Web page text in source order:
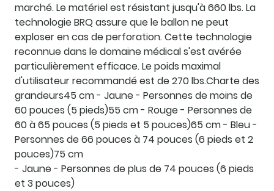
marché. Le matériel est résistant jusqu'à 660 lbs. La
technologie BRQ assure que le ballon ne peut
exploser en cas de perforation. Cette technologie
reconnue dans le domaine médical s'est avérée
particulièrement efficace. Le poids maximal
d'utilisateur recommandé est de 270 lbs.Charte des
grandeurs45 cm- Jaune - Personnes de moins de
60 pouces (5 pieds)55 cm- Rouge - Personnes de
60 à 65 pouces (5 pieds et 5 pouces)65 cm- Bleu -
Personnes de 66 pouces à 74 pouces (6 pieds et 2
pouces)75 cm
- Jaune - Personnes de plus de 74 pouces (6 pieds
et 3 pouces)